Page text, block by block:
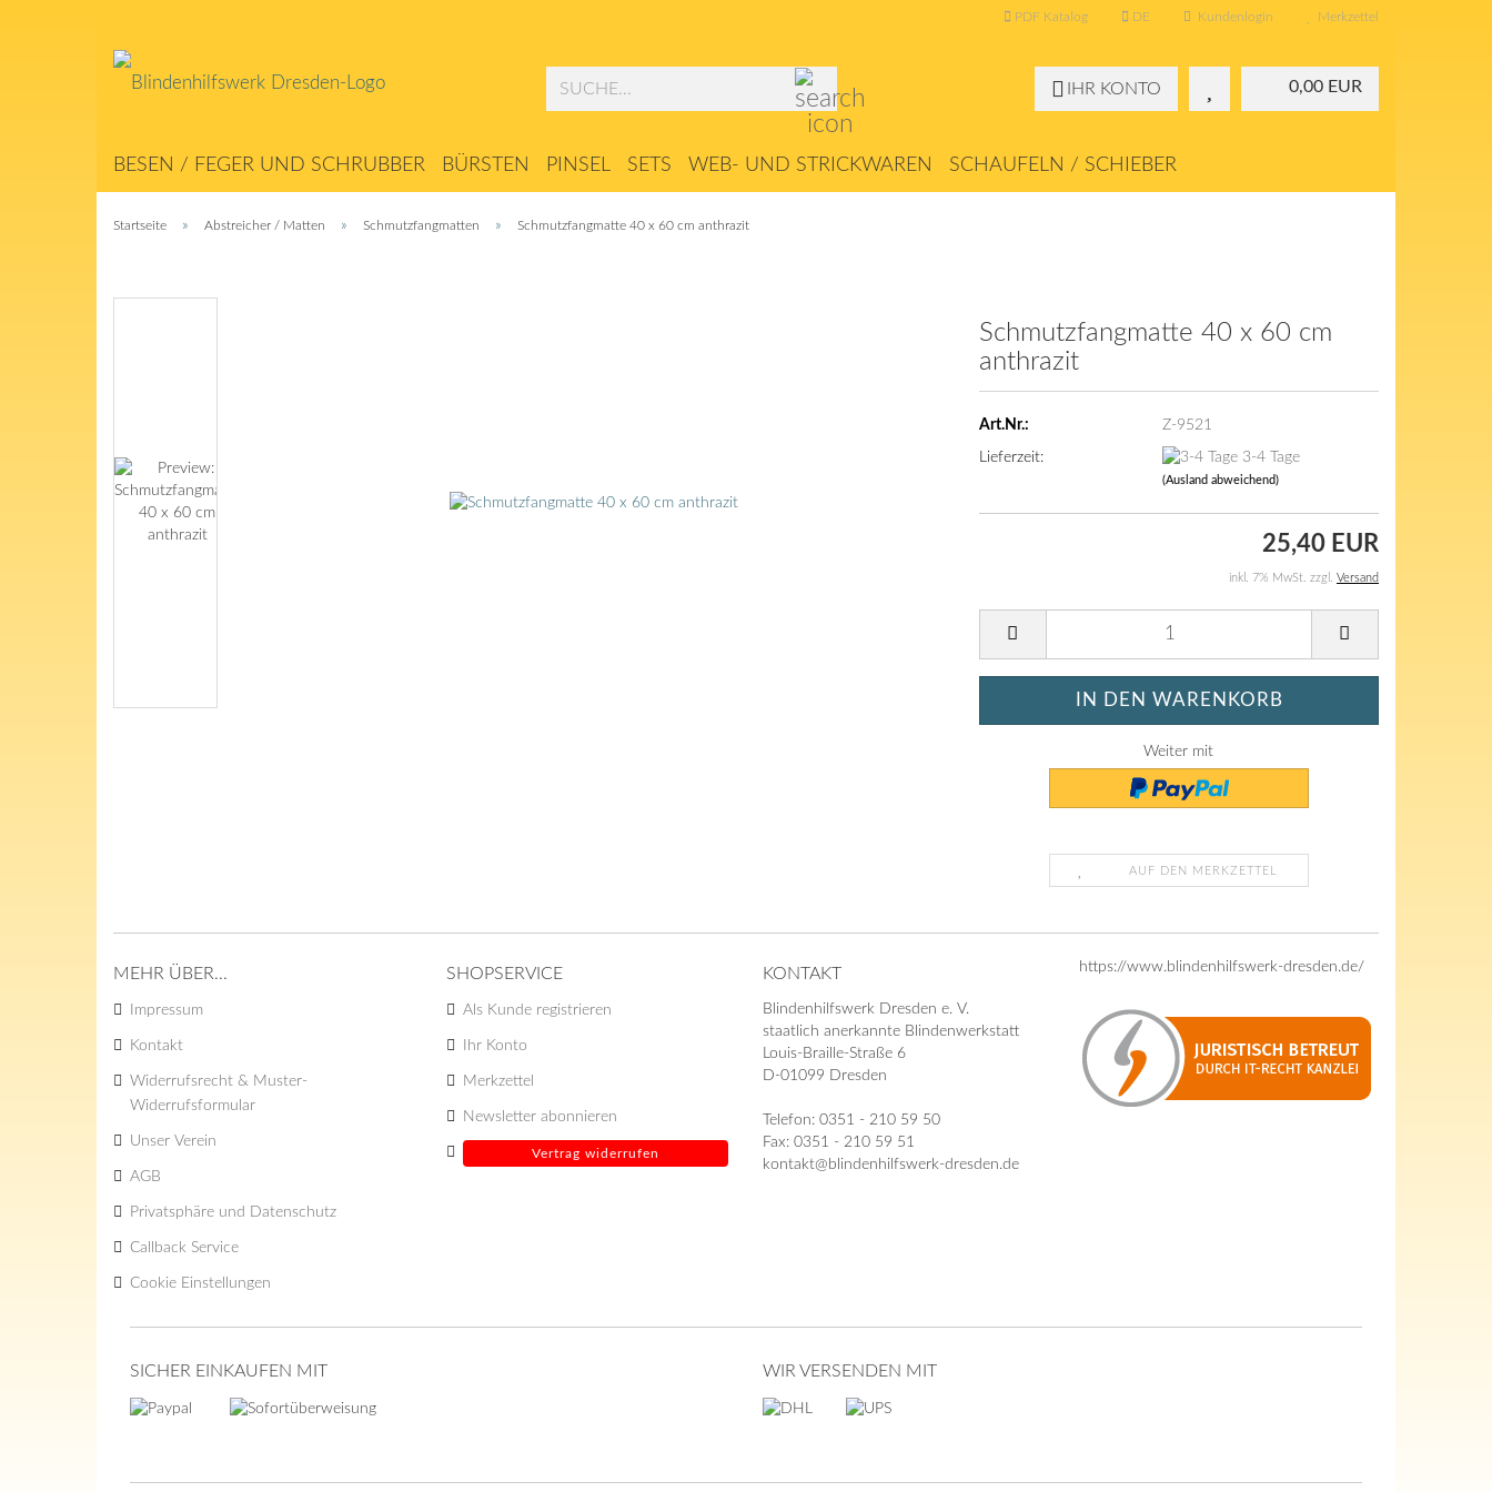
PDF Katalog DE Kundenlogin Merkzettel
0,00 EUR
IHR KONTO
BESEN / FEGER UND SCHRUBBER BÜRSTEN PINSEL SETS WEB- UND STRICKWAREN SCHAUFELN / SCHIEBER
ABSTREICHER / MATTEN SEILERWAREN ZUBEHÖR
Startseite » Abstreicher / Matten » Schmutzfangmatten » Schmutzfangmatte 40 x 60 cm anthrazit
Schmutzfangmatte 40 x 60 cm
anthrazit
Art.Nr.: Z-9521
Lieferzeit: 3-4 Tage
(Ausland abweichend)
25,40 EUR
inkl. 7% MwSt. zzgl. Versand
Weiter mit
AUF DEN MERKZETTEL
MEHR ÜBER...
Impressum
Kontakt
Widerrufsrecht & Muster-
Widerrufsformular
Unser Verein
AGB
Privatsphäre und Datenschutz
Callback Service
Cookie Einstellungen
SHOPSERVICE
Als Kunde registrieren
Ihr Konto
Merkzettel
Newsletter abonnieren
Vertrag widerrufen
KONTAKT
Blindenhilfswerk Dresden e. V.
staatlich anerkannte Blindenwerkstatt
Louis-Braille-Straße 6
D-01099 Dresden
Telefon: 0351 - 210 59 50
Fax: 0351 - 210 59 51
kontakt@blindenhilfswerk-dresden.de
https://www.blindenhilfswerk-dresden.de/
SICHER EINKAUFEN MIT WIR VERSENDEN MIT